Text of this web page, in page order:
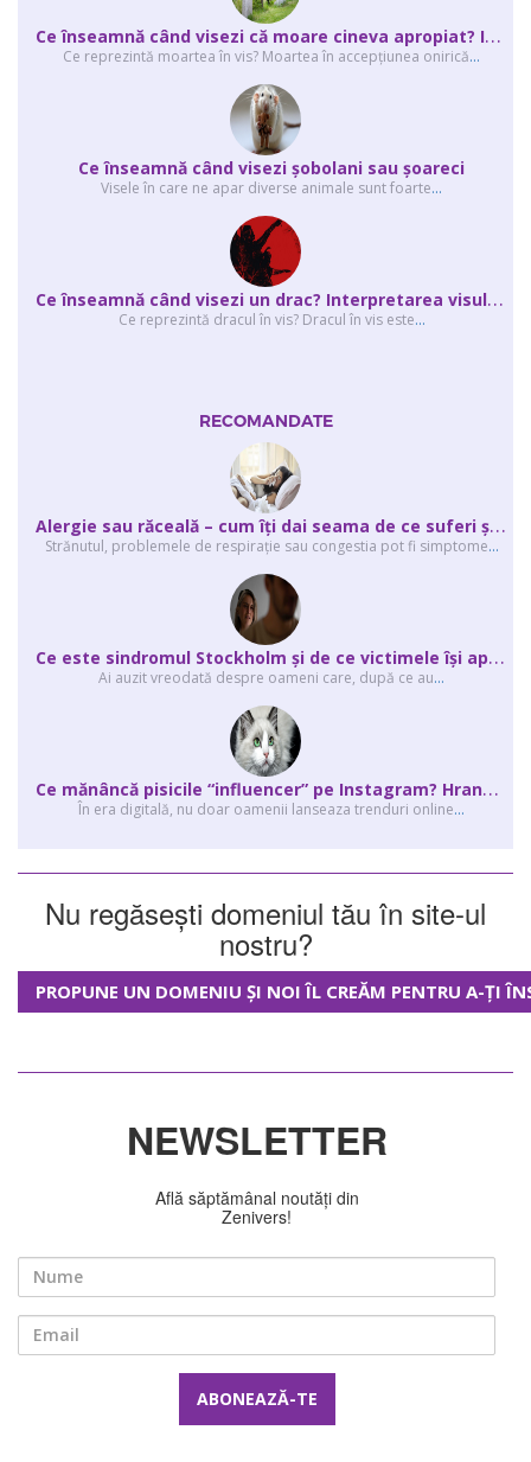
C
e înseamnă când visezi că moare cineva apropiat? Interpretarea visului în ...
Ce reprezintă moartea în vis? Moartea în accepţiunea onirică...
Ce înseamnă când visezi şobolani sau şoareci
Visele în care ne apar diverse animale sunt foarte...
C
e înseamnă când visezi un drac? Interpretarea visului în care apar unul sau...
Ce reprezintă dracul în vis? Dracul în vis este...
RECOMANDATE
A
lergie sau răceală – cum îţi dai seama de ce suferi și de ce conteaz...
Strănutul, problemele de respirație sau congestia pot fi simptome...
C
e este sindromul Stockholm și de ce victimele își apără agresorii.
Ai auzit vreodată despre oameni care, după ce au...
C
e mănâncă pisicile “influencer” pe Instagram? Hrana lor virală
În era digitală, nu doar oamenii lanseaza trenduri online...
Nu regăsești domeniul tău în site-ul
nostru?
PROPUNE UN DOMENIU ȘI NOI ÎL CREĂM PENTRU A-ȚI
NEWSLETTER
Află săptămânal noutăți din
Zenivers!